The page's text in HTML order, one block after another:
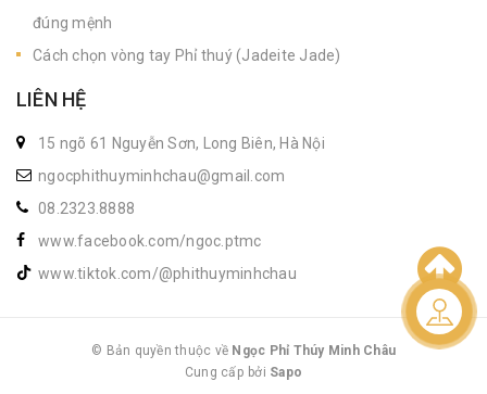
đúng mệnh
Cách chọn vòng tay Phỉ thuý (Jadeite Jade)
LIÊN HỆ
15 ngõ 61 Nguyễn Sơn, Long Biên, Hà Nội
ngocphithuyminhchau@gmail.com
08.2323.8888
www.facebook.com/ngoc.ptmc
www.tiktok.com/@phithuyminhchau
© Bản quyền thuộc về Ngọc Phỉ Thúy Minh Châu
|
Cung cấp bởi Sapo
Liên hệ